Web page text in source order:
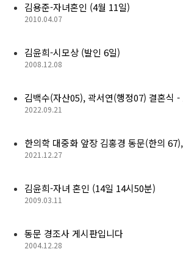
김용준-자녀혼인 (4월 11일)
2010.04.07
김윤희-시모상 (발인 6일)
2008.12.08
김백수(자산05), 곽서연(행정07) 결혼식
2022.09.21
한의학 대중화 앞장 김홍경 동문(한의
2021.12.27
김윤희-자녀 혼인 (14일 14시50분)
2009.03.11
동문 경조사 게시판입니다
2004.12.28